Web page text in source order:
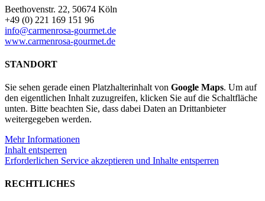
-
Grüne
Oliven
mit
Menge
Beethovenstr. 22, 50674 Köln
+49 (0) 221 169 151 96
info@carmenrosa-gourmet.de
www.carmenrosa-gourmet.de
STANDORT
Sie sehen gerade einen Platzhalterinhalt von Google Maps. Um auf
den eigentlichen Inhalt zuzugreifen, klicken Sie auf die Schaltfläche
unten. Bitte beachten Sie, dass dabei Daten an Drittanbieter
weitergegeben werden.
Mehr Informationen
Inhalt entsperren
Erforderlichen Service akzeptieren und Inhalte entsperren
RECHTLICHES